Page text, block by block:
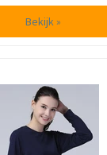
Bekijk »